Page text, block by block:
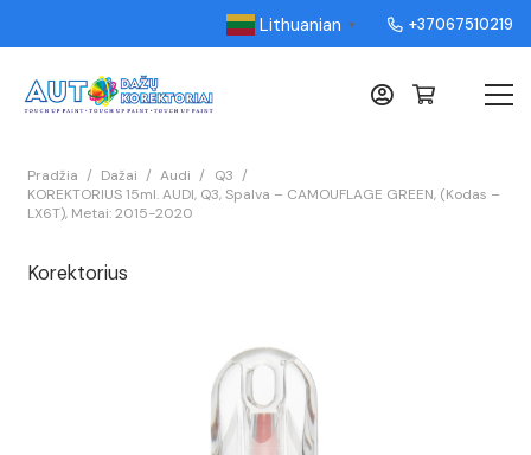
Lithuanian ▼ +37067510219
Pradžia / Dažai / Audi / Q3 /
KOREKTORIUS 15ml. AUDI, Q3, Spalva – CAMOUFLAGE GREEN, (Kodas –
LX6T), Metai: 2015-2020
Korektorius